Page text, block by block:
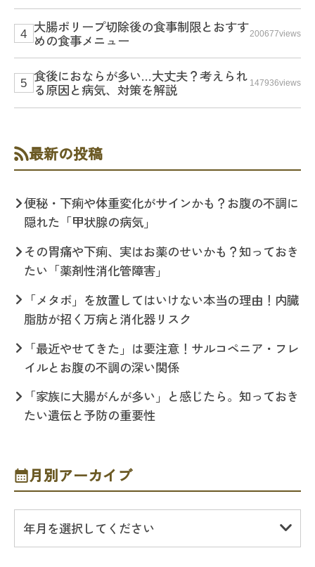
大腸ポリープ切除後の食事制限とおすす
めの食事メニュー
200677views
食後におならが多い…大丈夫？考えられ
る原因と病気、対策を解説
147936views
最新の投稿
便秘・下痢や体重変化がサインかも？お腹の不調に
隠れた「甲状腺の病気」
その胃痛や下痢、実はお薬のせいかも？知っておき
たい「薬剤性消化管障害」
「メタボ」を放置してはいけない本当の理由！内臓
脂肪が招く万病と消化器リスク
「最近やせてきた」は要注意！サルコペニア・フレ
イルとお腹の不調の深い関係
「家族に大腸がんが多い」と感じたら。知っておき
たい遺伝と予防の重要性
月別アーカイブ
年月を選択してください